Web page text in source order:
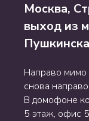
Москва,
выход из
Направо мимо
снова
В домофоне
5 этаж, офис